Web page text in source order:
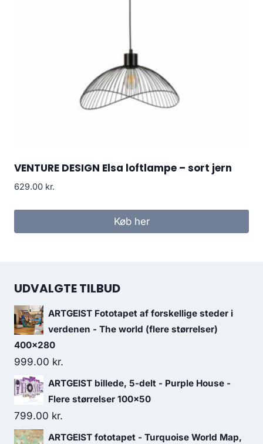
VENTURE DESIGN Elsa loftlampe – sort jern
629.00 kr.
Køb her
UDVALGTE TILBUD
ARTGEIST Fototapet af forskellige steder i
verdenen - The world (flere størrelser)
400x280
999.00 kr.
ARTGEIST billede, 5-delt - Purple House -
Flere størrelser 100x50
799.00 kr.
ARTGEIST fototapet - Turquoise World Map,